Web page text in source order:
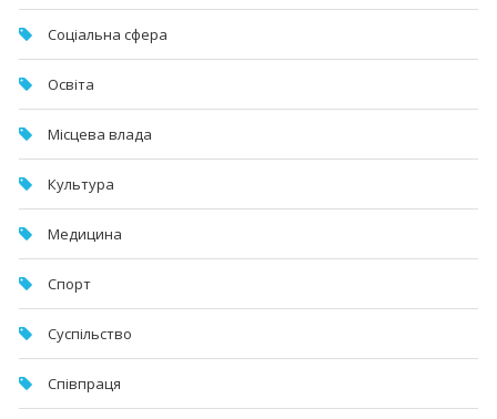
Соціальна сфера
Освіта
Місцева влада
Культура
Медицина
Спорт
Суспільство
Співпраця